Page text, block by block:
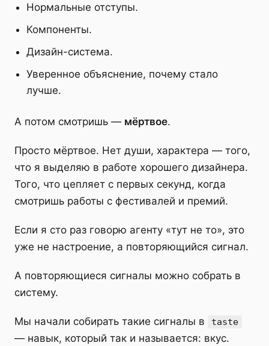
Нормальные отступы.
Компоненты.
Дизайн-система.
Уверенное объяснение, почему стало
лучше.
А потом смотришь — мёртвое.
Просто мёртвое. Нет души, характера — того,
что я выделяю в работе хорошего дизайнера.
Того, что цепляет с первых секунд, когда
смотришь работы с фестивалей и премий.
Если я сто раз говорю агенту «тут не то», это
уже не настроение, а повторяющийся сигнал.
А повторяющиеся сигналы можно собрать в
систему.
Мы начали собирать такие сигналы в taste
— навык, который так и называется: вкус.